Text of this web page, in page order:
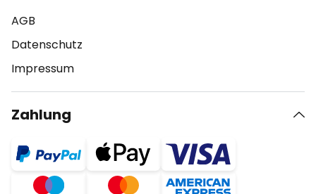
AGB
Datenschutz
Impressum
Zahlung